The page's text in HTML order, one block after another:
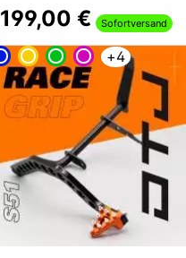
199,00 € Sofortversand
+4